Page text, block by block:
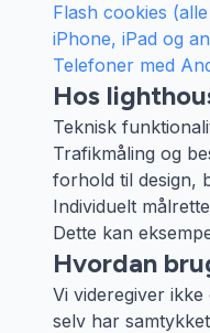
Flash cookies
iPhone, iPad og
Telefoner med
Hos
Teknisk
Trafikmåling og
forhold til design,
Individuelt
Dette kan
Hvordan
Vi videregiver
selv har